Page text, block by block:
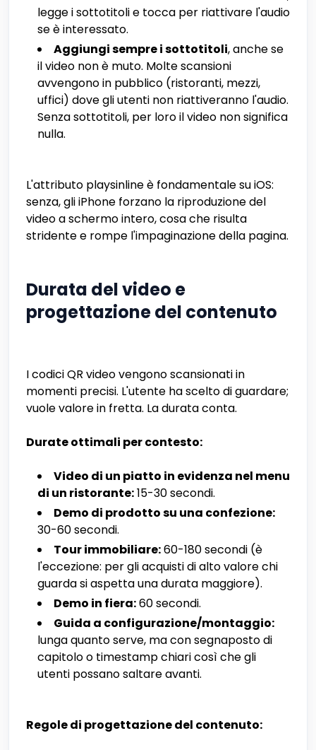
legge i sottotitoli e tocca per riattivare l'audio
se è interessato.
Aggiungi sempre i sottotitoli, anche se
il video non è muto. Molte scansioni
avvengono in pubblico (ristoranti, mezzi,
uffici) dove gli utenti non riattiveranno l'audio.
Senza sottotitoli, per loro il video non significa
nulla.
L'attributo playsinline è fondamentale su iOS:
senza, gli iPhone forzano la riproduzione del
video a schermo intero, cosa che risulta
stridente e rompe l'impaginazione della pagina.
Durata del video e
progettazione del contenuto
I codici QR video vengono scansionati in
momenti precisi. L'utente ha scelto di guardare;
vuole valore in fretta. La durata conta.
Durate ottimali per contesto:
Video di un piatto in evidenza nel menu
di un ristorante:15-30 secondi.
Demo di prodotto su una confezione:
30-60 secondi.
Tour immobiliare:60-180 secondi (è
l'eccezione: per gli acquisti di alto valore chi
guarda si aspetta una durata maggiore).
Demo in fiera:60 secondi.
Guida a configurazione/montaggio:
lunga quanto serve, ma con segnaposto di
capitolo o timestamp chiari così che gli
utenti possano saltare avanti.
Regole di progettazione del contenuto: